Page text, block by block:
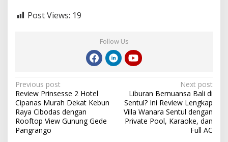
Post Views: 19
Follow Us
Post
navigation
Previous post
Review Prinsesse 2 Hotel
Cipanas Murah Dekat Kebun
Raya Cibodas dengan
Rooftop View Gunung Gede
Pangrango
Next post
Liburan Bernuansa Bali di
Sentul? Ini Review Lengkap
Villa Wanara Sentul dengan
Private Pool, Karaoke, dan
Full AC